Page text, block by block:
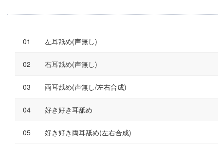
左耳舐め(声無し)
右耳舐め(声無し)
両耳舐め(声無し/左右合成)
好き好き耳舐め
好き好き両耳舐め(左右合成)